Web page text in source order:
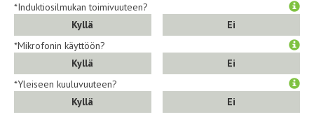
*Induktiosilmukan toimivuuteen?
Kyllä
Ei
*Mikrofonin käyttöön?
Kyllä
Ei
*Yleiseen kuuluvuuteen?
Kyllä
Ei